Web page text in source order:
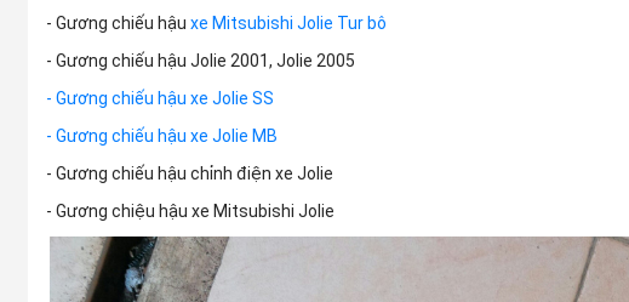
- Gương chiếu hậu xe Mitsubishi Jolie Tur bô
- Gương chiếu hậu Jolie 2001, Jolie 2005
- Gương chiếu hậu xe Jolie SS
- Gương chiếu hậu xe Jolie MB
- Gương chiếu hậu chỉnh điện xe Jolie
- Gương chiệu hậu xe Mitsubishi Jolie